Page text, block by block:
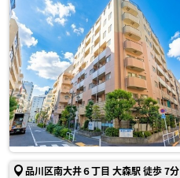
品川区南大井６丁目 大森駅 徒歩 7分